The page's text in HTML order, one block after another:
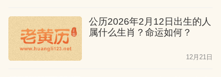
公历2026年2月12日出生的人
属什么生肖？命运如何？
12月21日